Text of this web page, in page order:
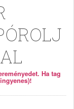
Ha tag